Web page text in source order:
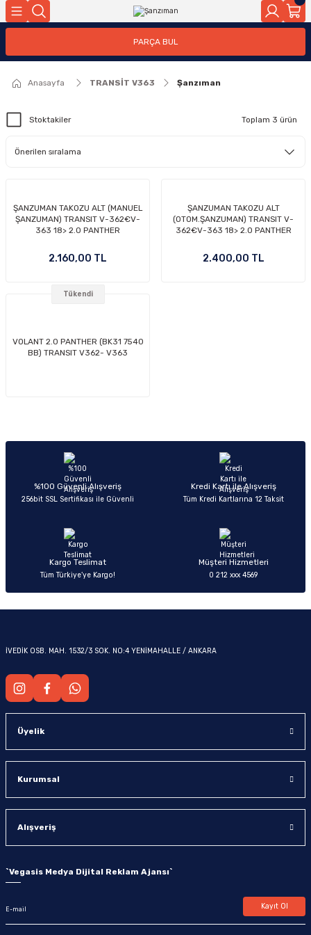
Geri Dön
Geri Dön
Geri Dön
Geri Dön
Geri Dön
Geri Dön
Geri Dön
Geri Dön
2000)
Geri Dön
2004)
Geri Dön
2011)
Geri Dön
2019)
Geri Dön
2014)
Geri Dön
Geri Dön
Geri Dön
Geri Dön
Geri Dön
2000)
Geri Dön
2007)
Geri Dön
2015)
Geri Dön
)
Geri Dön
Geri Dön
Geri Dön
Geri Dön
Geri Dön
Geri Dön
Geri Dön
PARÇA BUL
Anasayfa TRANSİT V363 Şanzıman
Stoktakiler Toplam 3 ürün
ŞANZUMAN TAKOZU ALT (MANUEL
ŞANZUMAN) TRANSIT V-362€V-
363 18> 2.0 PANTHER
2.160,00 TL
ŞANZUMAN TAKOZU ALT
(OTOM.ŞANZUMAN) TRANSIT V-
362€V-363 18> 2.0 PANTHER
2.400,00 TL
Tükendi
VOLANT 2.0 PANTHER (BK31 7540
BB) TRANSIT V362- V363
%100 Güvenli Alışveriş
256bit SSL Sertifikası ile Güvenli
Kredi Kartı ile Alışveriş
Tüm Kredi Kartlarına 12 Taksit
Kargo Teslimat
Tüm Türkiye’ye Kargo!
Müşteri Hizmetleri
0 212 xxx 4569
İVEDİK OSB. MAH. 1532/3 SOK. NO:4 YENİMAHALLE / ANKARA
Üyelik
Kurumsal
Alışveriş
`Vegasis Medya Dijital Reklam Ajansı`
Kayıt Ol